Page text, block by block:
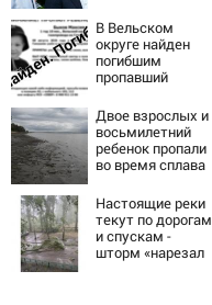
бездействие
против Трампа
В Вельском
округе найден
погибшим
пропавший
ый ребёнок
Двое взрослых и
восьмилетний
ребенок пропали
во время сплава
08/08/2026 –
Новости
Настоящие реки
текут по дорогам
и спускам -
шторм «нарезал